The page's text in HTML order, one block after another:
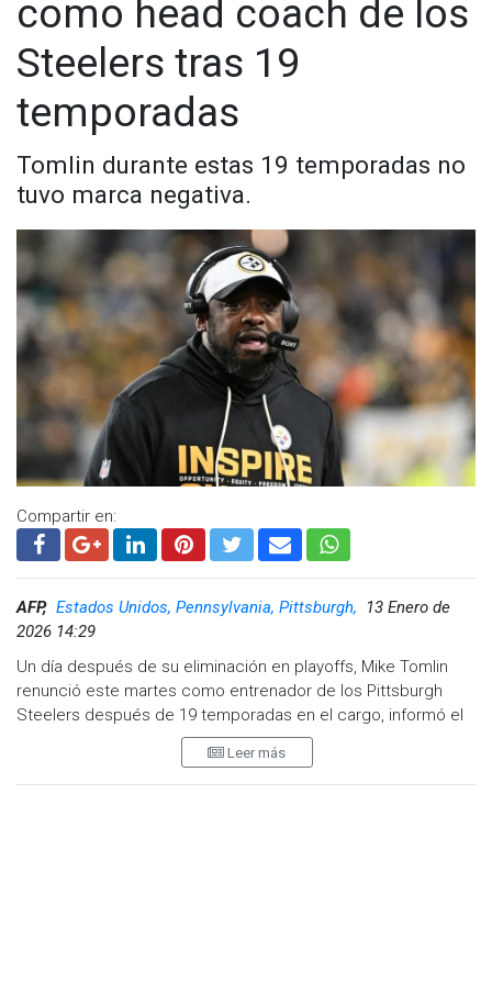
como head coach de los
Steelers tras 19
temporadas
Tomlin durante estas 19 temporadas no
tuvo marca negativa.
Compartir en:
AFP, Estados Unidos, Pennsylvania, Pittsburgh,
13 Enero de
2026 14:29
Un día después de su eliminación en playoffs, Mike Tomlin
renunció este martes como entrenador de los Pittsburgh
Steelers después de 19 temporadas en el cargo, informó el
Tomlin, de 53 años, estaba al frente de Pittsburgh desde
Leer más